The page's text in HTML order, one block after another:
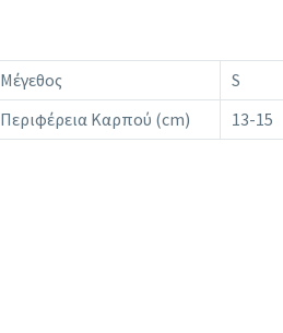
Μέγεθος S
Περιφέρεια Καρπού (cm)
13-15